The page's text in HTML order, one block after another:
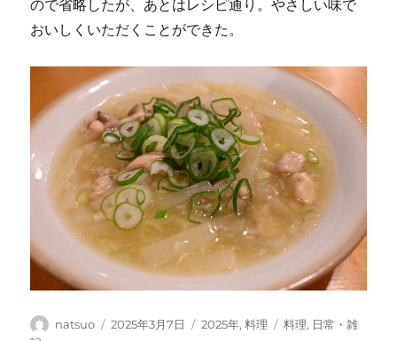
ので省略したが、あとはレシピ通り。やさしい味で
おいしくいただくことができた。
投
natsuo
投
2025年3月7日
カ
2025年,料理
タ
料理, 日常・雑